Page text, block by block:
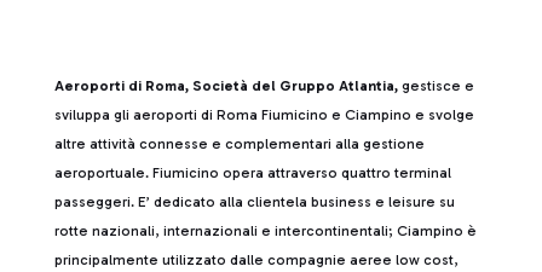
Aeroporti di Roma, Società del Gruppo Atlantia, gestisce e
sviluppa gli aeroporti di Roma Fiumicino e Ciampino e svolge
altre attività connesse e complementari alla gestione
aeroportuale. Fiumicino opera attraverso quattro terminal
passeggeri. E’ dedicato alla clientela business e leisure su
rotte nazionali, internazionali e intercontinentali; Ciampino è
principalmente utilizzato dalle compagnie aeree low cost,